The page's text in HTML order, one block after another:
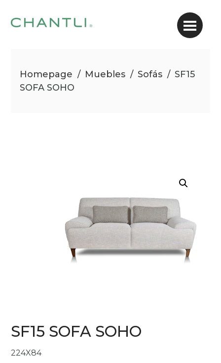
Homepage / Muebles / Sofás / SF15
SOFA SOHO
SF15 SOFA SOHO
224X84